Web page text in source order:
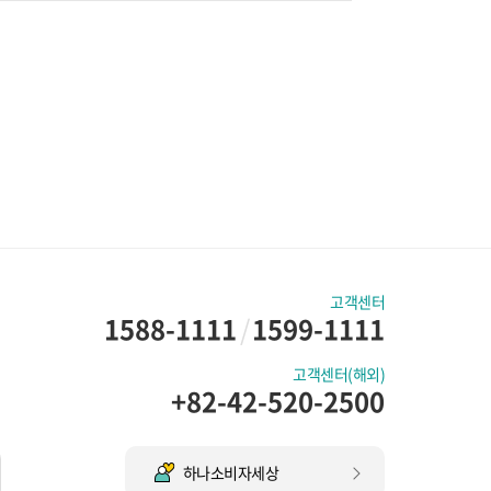
고객센터
1588-1111/1599-1111
고객센터(해외)
+82-42-520-2500
하나소비자세상